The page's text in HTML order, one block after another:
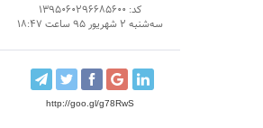
کد: 1395060296685600
سه‌شنبه 2 شهریور 95 ساعت 18:47
http://goo.gl/g78RwS